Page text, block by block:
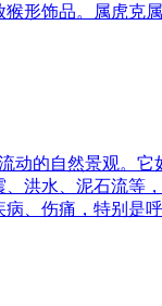
形饰品。属虎克
的自然景观。
洪水、泥石流等
、伤痛，特别是